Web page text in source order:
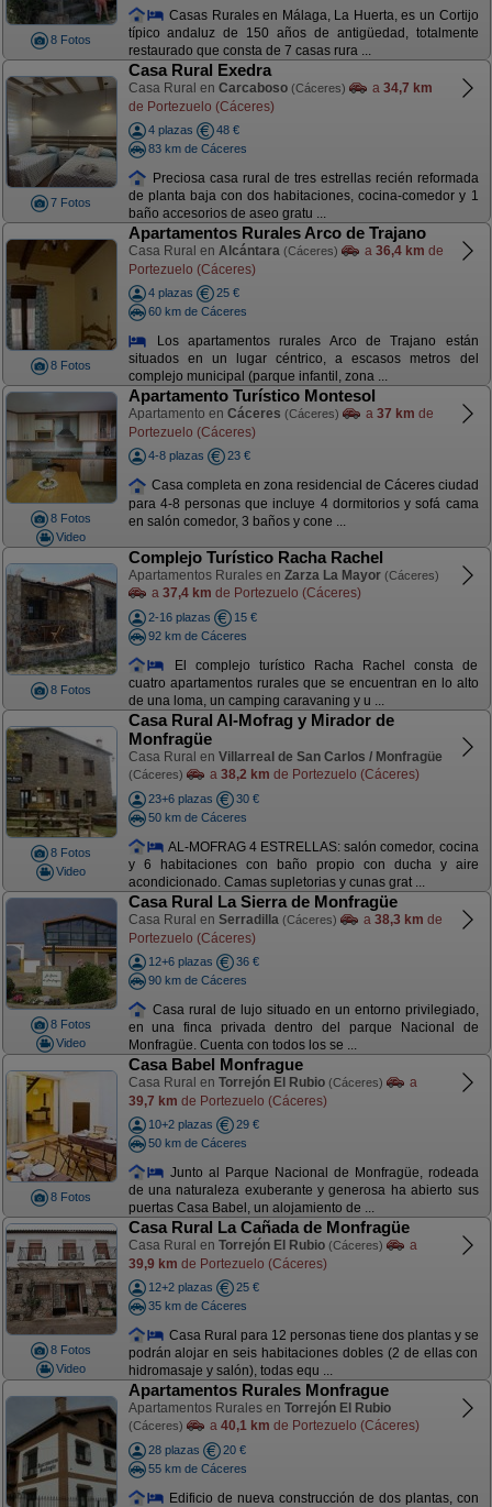
8 Fotos
Casas Rurales en Málaga, La Huerta, es un Cortijo
típico andaluz de 150 años de antigüedad, totalmente
restaurado que consta de 7 casas rura ...
7 Fotos
Casa Rural Exedra
Casa Rural en Carcaboso (Cáceres) a 34,7 km
de Portezuelo (Cáceres)
4 plazas
48 €
83 km de Cáceres
Preciosa casa rural de tres estrellas recién reformada
de planta baja con dos habitaciones, cocina-comedor y 1
baño accesorios de aseo gratu ...
8 Fotos
Apartamentos Rurales Arco de Trajano
Casa Rural en Alcántara (Cáceres) a 36,4 km de
Portezuelo (Cáceres)
4 plazas
25 €
60 km de Cáceres
Los apartamentos rurales Arco de Trajano están
situados en un lugar céntrico, a escasos metros del
complejo municipal (parque infantil, zona ...
8 Fotos
Video
Apartamento Turístico Montesol
Apartamento en Cáceres (Cáceres) a 37 km de
Portezuelo (Cáceres)
4-8 plazas 23 €
Casa completa en zona residencial de Cáceres ciudad
para 4-8 personas que incluye 4 dormitorios y sofá cama
en salón comedor, 3 baños y cone ...
8 Fotos
Complejo Turístico Racha Rachel
Apartamentos Rurales en Zarza La Mayor (Cáceres)
a 37,4 km de Portezuelo (Cáceres)
2-16 plazas
15 €
92 km de Cáceres
El complejo turístico Racha Rachel consta de
cuatro apartamentos rurales que se encuentran en lo alto
de una loma, un camping caravaning y u ...
8 Fotos
Video
Casa Rural Al-Mofrag y Mirador de
Monfragüe
Casa Rural en Villarreal de San Carlos / Monfragüe
(Cáceres) a 38,2 km de Portezuelo (Cáceres)
23+6 plazas
30 €
50 km de Cáceres
AL-MOFRAG 4 ESTRELLAS: salón comedor, cocina
y 6 habitaciones con baño propio con ducha y aire
acondicionado. Camas supletorias y cunas grat ...
8 Fotos
Video
Casa Rural La Sierra de Monfragüe
Casa Rural en Serradilla (Cáceres) a 38,3 km de
Portezuelo (Cáceres)
12+6 plazas
36 €
90 km de Cáceres
Casa rural de lujo situado en un entorno privilegiado,
en una finca privada dentro del parque Nacional de
Monfragüe. Cuenta con todos los se ...
8 Fotos
Casa Babel Monfrague
Casa Rural en Torrejón El Rubio (Cáceres)
a
39,7 km de Portezuelo (Cáceres)
10+2 plazas
29 €
50 km de Cáceres
Junto al Parque Nacional de Monfragüe, rodeada
de una naturaleza exuberante y generosa ha abierto sus
puertas Casa Babel, un alojamiento de ...
8 Fotos
Video
Casa Rural La Cañada de Monfragüe
Casa Rural en Torrejón El Rubio (Cáceres)
a
39,9 km de Portezuelo (Cáceres)
12+2 plazas
25 €
35 km de Cáceres
Casa Rural para 12 personas tiene dos plantas y se
podrán alojar en seis habitaciones dobles (2 de ellas con
hidromasaje y salón), todas equ ...
Apartamentos Rurales Monfrague
Apartamentos Rurales en Torrejón El Rubio
(Cáceres) a 40,1 km de Portezuelo (Cáceres)
28 plazas
20 €
55 km de Cáceres
Edificio de nueva construcción de dos plantas, con